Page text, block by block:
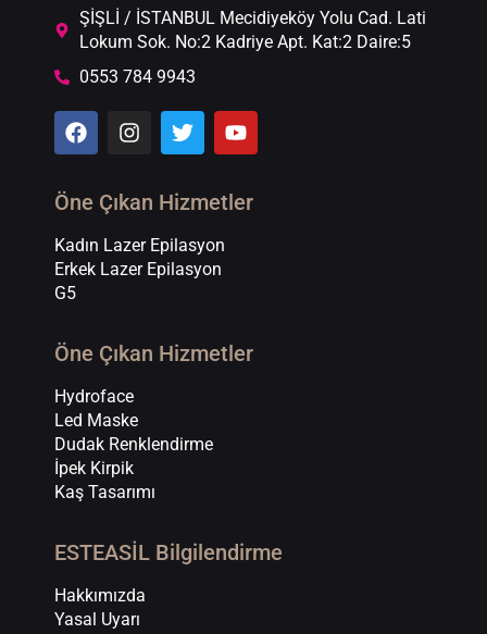
ŞİŞLİ / İSTANBUL Mecidiyeköy Yolu Cad. Lati
Lokum Sok. No:2 Kadriye Apt. Kat:2 Daire:5
0553 784 9943
Öne Çıkan Hizmetler
Kadın Lazer Epilasyon
Erkek Lazer Epilasyon
G5
Öne Çıkan Hizmetler
Hydroface
Led Maske
Dudak Renklendirme
İpek Kirpik
Kaş Tasarımı
ESTEASİL Bilgilendirme
Hakkımızda
Yasal Uyarı